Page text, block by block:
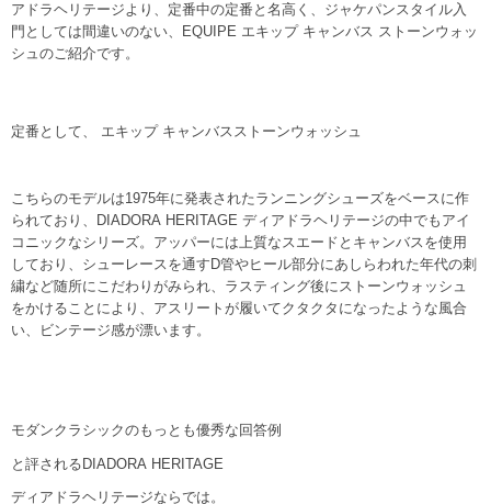
アドラヘリテージより、定番中の定番と名高く、ジャケパンスタイル入
門としては間違いのない、EQUIPE エキップ キャンバス ストーンウォッ
シュのご紹介です。
定番として、 エキップ キャンバスストーンウォッシュ
こちらのモデルは1975年に発表されたランニングシューズをベースに作
られており、DIADORA HERITAGE ディアドラヘリテージの中でもアイ
コニックなシリーズ。アッパーには上質なスエードとキャンバスを使用
しており、シューレースを通すD管やヒール部分にあしらわれた年代の刺
繍など随所にこだわりがみられ、ラスティング後にストーンウォッシュ
をかけることにより、アスリートが履いてクタクタになったような風合
い、ビンテージ感が漂います。
モダンクラシックのもっとも優秀な回答例
と評されるDIADORA HERITAGE
ディアドラヘリテージならでは。